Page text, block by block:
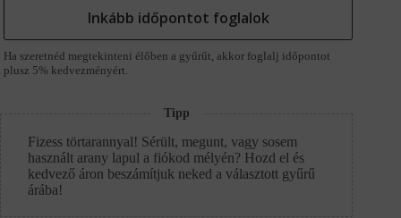
Inkább időpontot foglalok
Ha szeretnéd megtekinteni élőben a gyűrűt, akkor foglalj időpontot
plusz 5% kedvezményért.
Tipp
Fizess törtarannyal! Sérült, megunt, vagy sosem
használt arany lapul a fiókod mélyén? Hozd el és
kedvező áron beszámítjuk neked a választott gyűrű
árába!